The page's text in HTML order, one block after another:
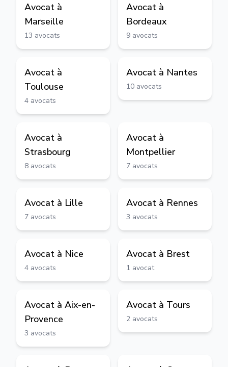
Avocat à
Marseille
13 avocats
Avocat à
Bordeaux
9 avocats
Avocat à
Toulouse
4 avocats
Avocat à Nantes
10 avocats
Avocat à
Strasbourg
8 avocats
Avocat à
Montpellier
7 avocats
Avocat à Lille
7 avocats
Avocat à Rennes
3 avocats
Avocat à Nice
4 avocats
Avocat à Brest
1 avocat
Avocat à Aix-en-
Provence
3 avocats
Avocat à Tours
2 avocats